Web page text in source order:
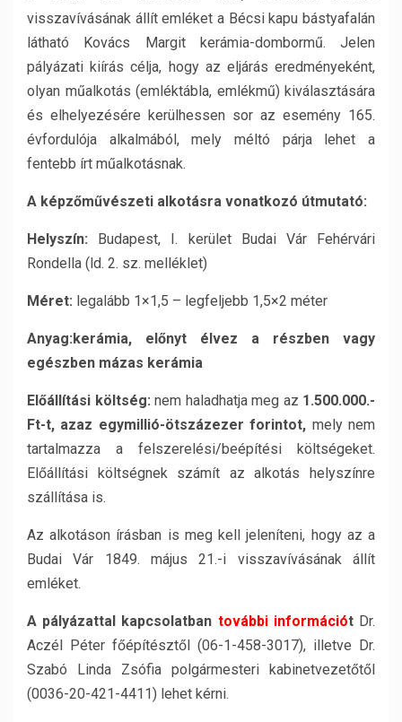
visszavívásának állít emléket a Bécsi kapu bástyafalán
látható Kovács Margit kerámia-dombormű. Jelen
pályázati kiírás célja, hogy az eljárás eredményeként,
olyan műalkotás (emléktábla, emlékmű) kiválasztására
és elhelyezésére kerülhessen sor az esemény 165.
évfordulója alkalmából, mely méltó párja lehet a
fentebb írt műalkotásnak.
A képzőművészeti alkotásra vonatkozó útmutató:
Helyszín: Budapest, I. kerület Budai Vár Fehérvári
Rondella (ld. 2. sz. melléklet)
Méret: legalább 1×1,5 – legfeljebb 1,5×2 méter
Anyag:kerámia, előnyt élvez a részben vagy
egészben mázas kerámia
Előállítási költség: nem haladhatja meg az 1.500.000.-
Ft-t, azaz egymillió-ötszázezerforintot, mely nem
tartalmazza a felszerelési/beépítési költségeket.
Előállítási költségnek számít az alkotás helyszínre
szállítása is.
Az alkotáson írásban is meg kell jeleníteni, hogy az a
Budai Vár 1849. május 21.-i visszavívásának állít
emléket.
A pályázattal kapcsolatban további információtDr.
Aczél Péter főépítésztől (06-1-458-3017), illetve Dr.
Szabó Linda Zsófia polgármesteri kabinetvezetőtől
(0036-20-421-4411) lehet kérni.